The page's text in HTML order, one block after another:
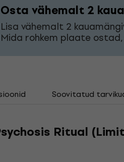
Osta vähemalt 2
Lisa vähemalt 2
Mida rohkem plaate
Soovitatud
Ritual